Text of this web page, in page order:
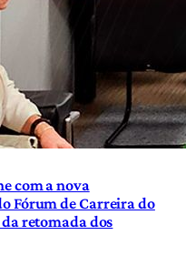
com a nova
Fórum de Carreira do
retomada dos